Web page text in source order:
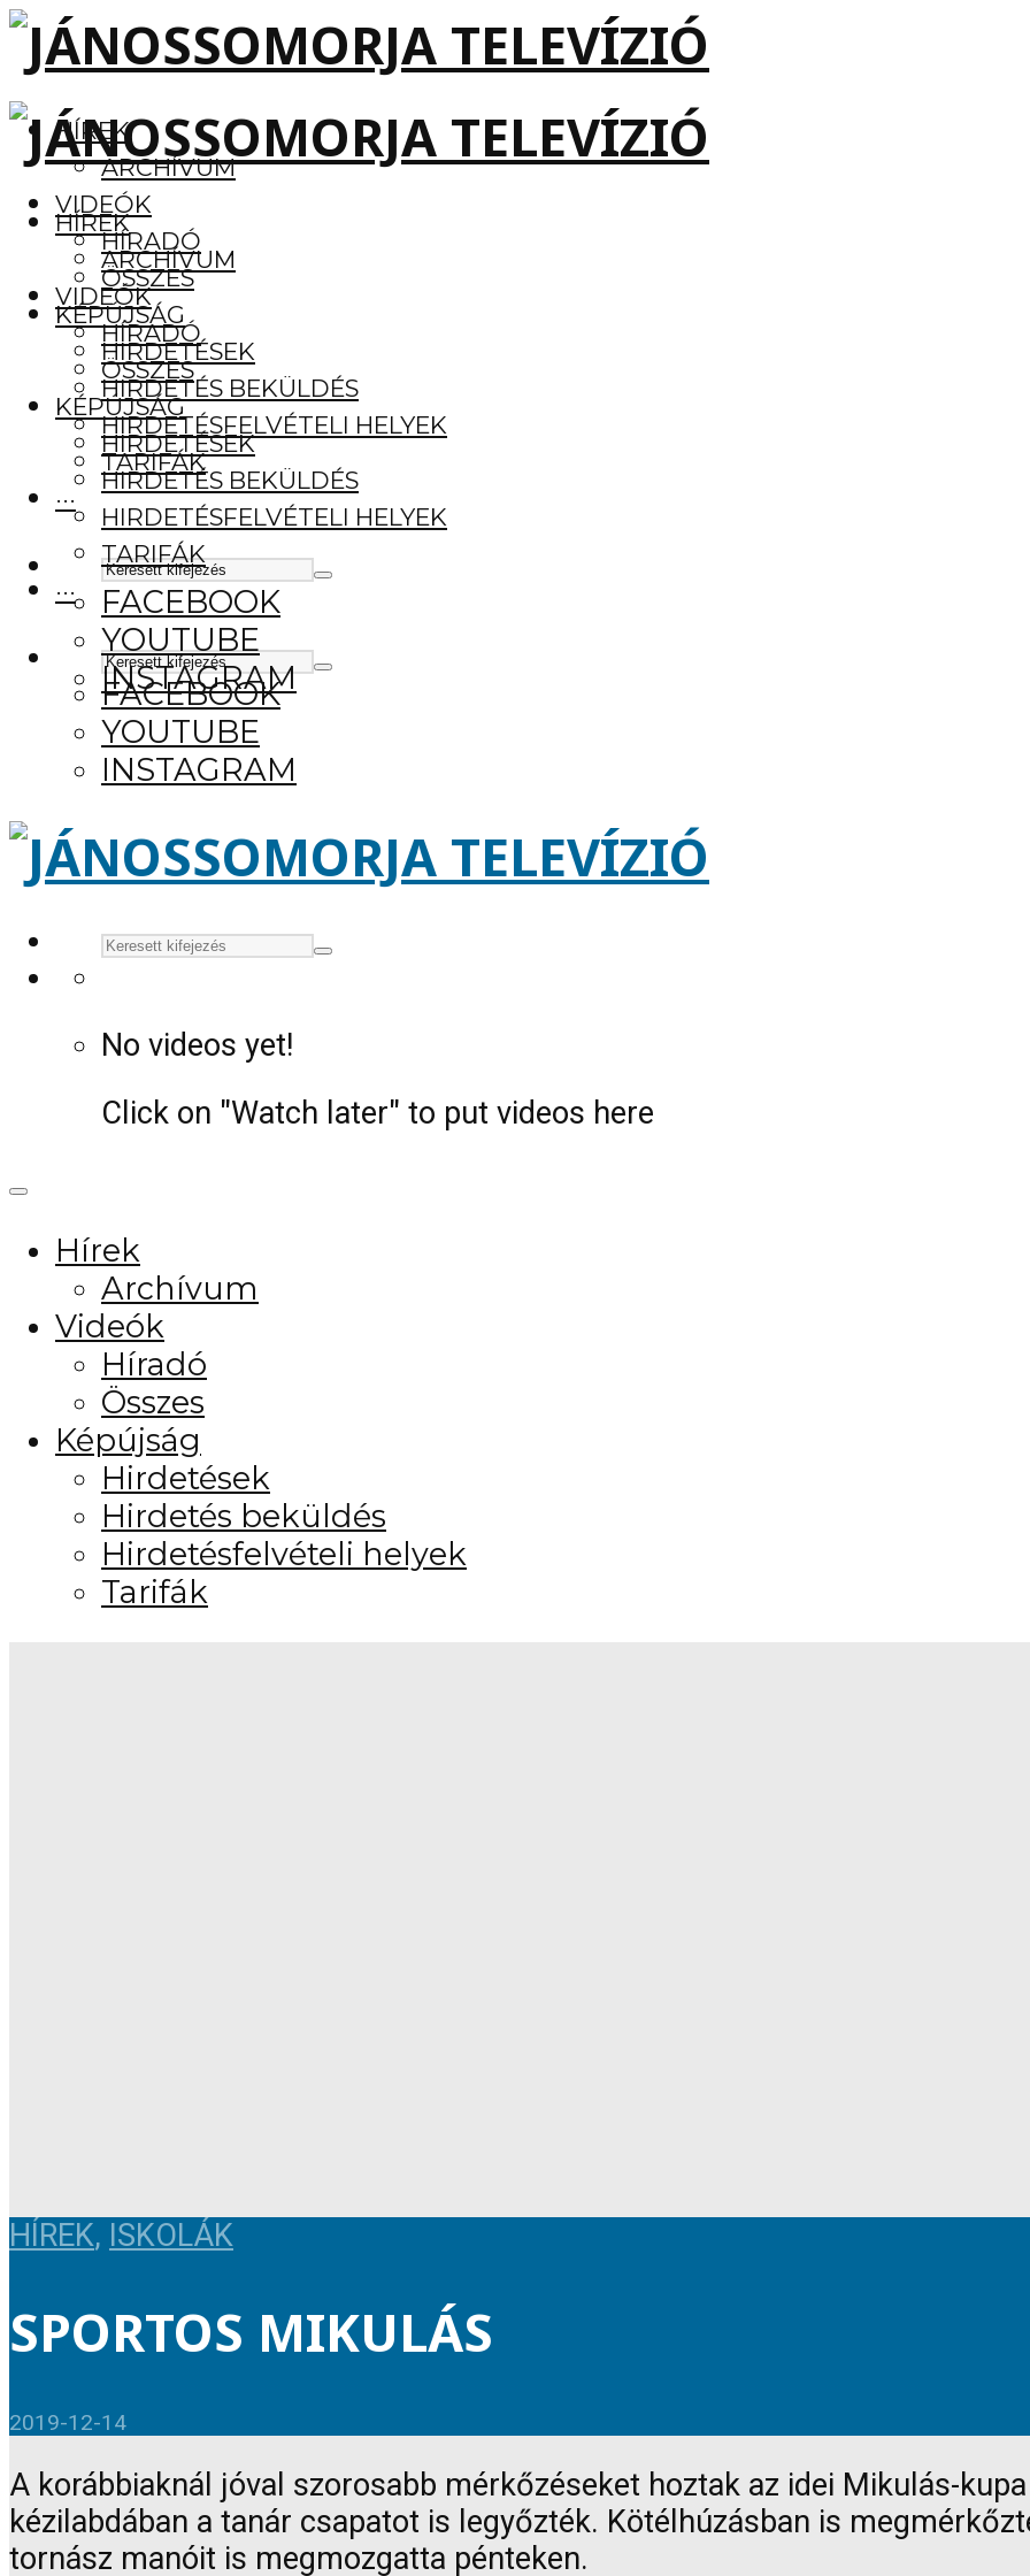
HÍREK
ARCHÍVUM
VIDEÓK
HÍRADÓ
ÖSSZES
KÉPÚJSÁG
HIRDETÉSEK
HIRDETÉS BEKÜLDÉS
HIRDETÉSFELVÉTELI HELYEK
TARIFÁK
···
FACEBOOK
YOUTUBE
INSTAGRAM
HÍREK
ARCHÍVUM
VIDEÓK
HÍRADÓ
ÖSSZES
KÉPÚJSÁG
HIRDETÉSEK
HIRDETÉS BEKÜLDÉS
HIRDETÉSFELVÉTELI HELYEK
TARIFÁK
···
FACEBOOK
YOUTUBE
INSTAGRAM
No videos yet!
Click on "Watch later" to put videos here
Hírek
Archívum
Videók
Híradó
Összes
Képújság
Hirdetések
Hirdetés beküldés
Hirdetésfelvételi helyek
Tarifák
HÍREK, ISKOLÁK
SPORTOS MIKULÁS
2019-12-14
A korábbiaknál jóval szorosabb mérkőzéseket hoztak az idei Mikulás-
kézilabdában a tanár csapatot is legyőzték. Kötélhúzásban is
tornász manóit is megmozgatta pénteken.